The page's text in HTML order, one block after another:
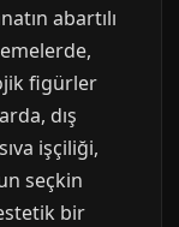
abartılı
figürler
dış
işçiliği,
seçkin
bir